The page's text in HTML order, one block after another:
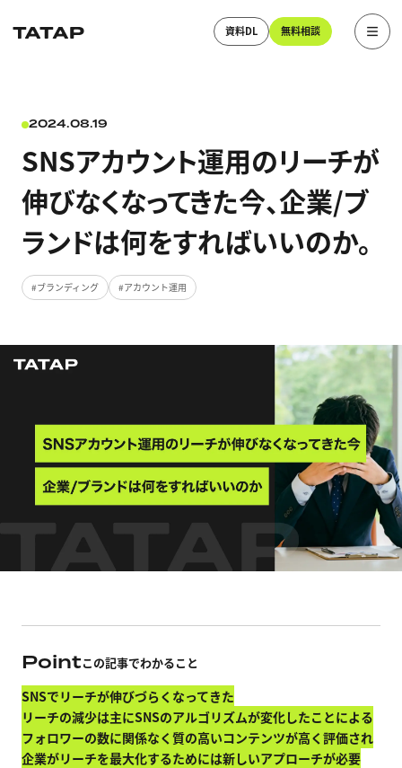
資料DL 無料相談
2024.08.19
SNSアカウント運用のリーチが
伸びなくなってきた今、企業/ブ
ランドは何をすればいいのか。
ブランディング アカウント運用
Pointこの記事でわかること
SNSでリーチが伸びづらくなってきた
リーチの減少は主にSNSのアルゴリズムが変化したことによる
フォロワーの数に関係なく質の高いコンテンツが高く評価され
企業がリーチを最大化するためには新しいアプローチが必要